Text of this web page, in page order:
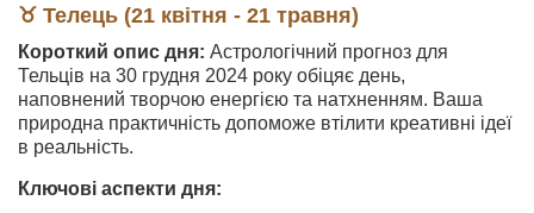
♉ Телець (21 квітня - 21 травня)
Короткий опис дня: Астрологічний прогноз для
Тельців на 30 грудня 2024 року обіцяє день,
наповнений творчою енергією та натхненням. Ваша
природна практичність допоможе втілити креативні ідеї
в реальність.
Ключові аспекти дня: